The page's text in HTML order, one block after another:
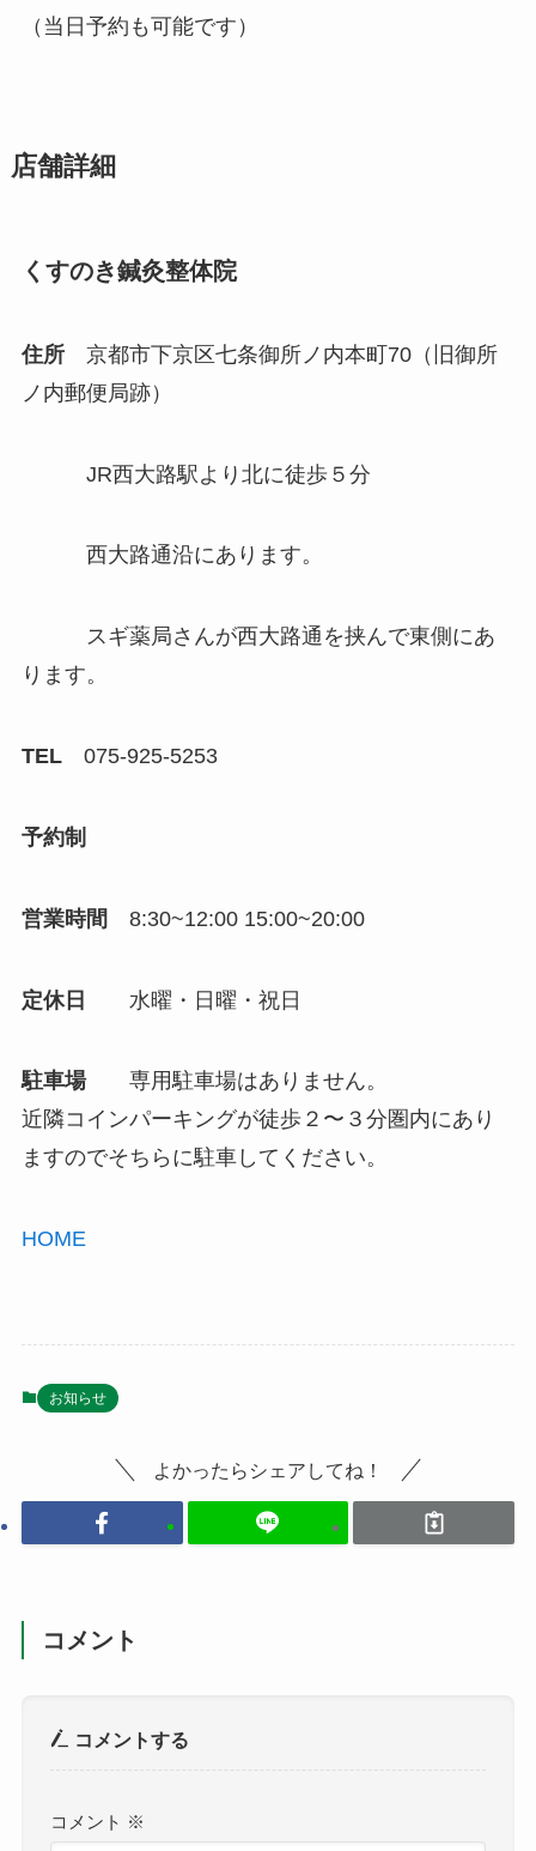
（当日予約も可能です）
店舗詳細
くすのき鍼灸整体院
住所京都市下京区七条御所ノ内本町70（旧御所
ノ内郵便局跡）
JR西大路駅より北に徒歩５分
西大路通沿にあります。
スギ薬局さんが西大路通を挟んで東側にあ
ります。
TEL075-925-5253
予約制
営業時間 8:30~12:00 15:00~20:00
定休日 水曜・日曜・祝日
駐車場専用駐車場はありません。
近隣コインパーキングが徒歩２〜３分圏内にあり
ますのでそちらに駐車してください。
HOME
お知らせ
よかったらシェアしてね！
コメント
コメントする
コメント ※